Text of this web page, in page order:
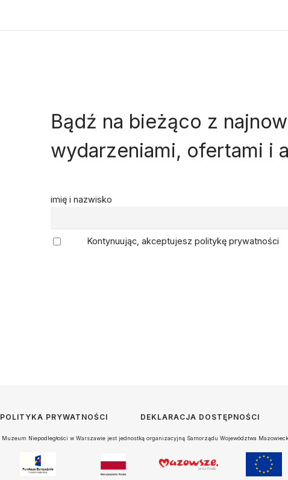
Bądź na bieżąco z
wydarzeniami, ofertami i
imię i nazwisko
Kontynuując, akceptujesz politykę prywatności
POLITYKA PRYWATNOŚCI DEKLARACJA DOSTĘPNOŚCI
Muzeum Niepodległości w Warszawie jest jednostką organizacyjną Samorządu Województwa